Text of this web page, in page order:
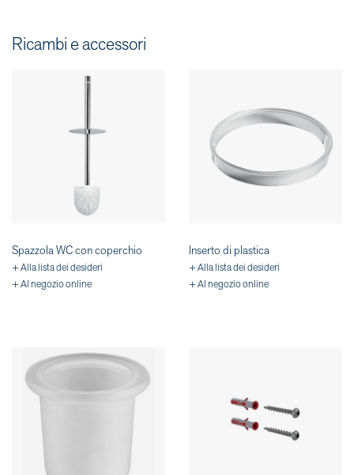
Ricambi e accessori
Spazzola WC con coperchio
+ Alla lista dei desideri
+ Al negozio online
Inserto di plastica
+ Alla lista dei desideri
+ Al negozio online